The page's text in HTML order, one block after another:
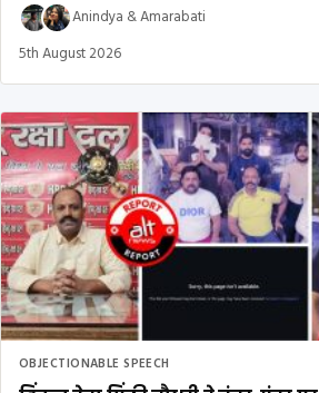
Anindya &Amarabati
5th August 2026
OBJECTIONABLE SPEECH